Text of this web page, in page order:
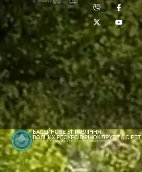
Лабораторія:
(0372) 53-92-00
dpbuvr@dpbuvr.gov.uaПриймальня:
(0372) 51-14-56
БАСЕЙНОВЕ УПРАВЛІННЯ
ВОДНИХ РЕСУРСІВ РІЧОК ПРУТ ТА СІРЕТ
ДЕРЖАВНЕ АГЕНТСТВО ВОДНИХ РЕСУРСІВ УКРАЇНИ